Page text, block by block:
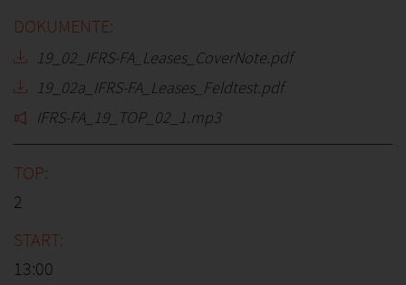
19_02_IFRS-FA_Leases_CoverNote.pdf
19_02a_IFRS-FA_Leases_Feldtest.pdf
IFRS-FA_19_TOP_02_1.mp3
2
13:00